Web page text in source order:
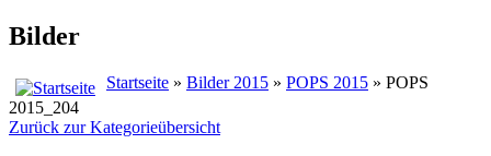
Bilder
Startseite » Bilder 2015 » POPS 2015 » POPS
2015_204
Zurück zur Kategorieübersicht